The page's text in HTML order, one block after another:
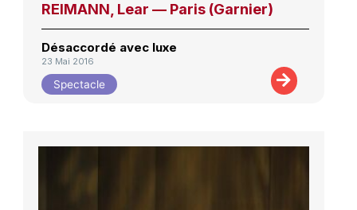
REIMANN, Lear — Paris (Garnier)
Désaccordé avec luxe
23 Mai 2016
Spectacle